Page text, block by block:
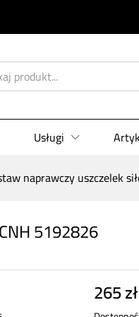
Usługi
naprawczy uszczelek
5192826
265zł